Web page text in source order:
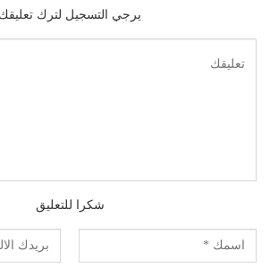
يرجي التسجيل لترك تعليقك
شكرا للتعليق